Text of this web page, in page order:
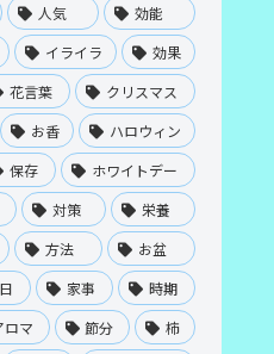
人気
効能
イライラ
効果
花言葉
クリスマス
お香
ハロウィン
保存
ホワイトデー
対策
栄養
方法
お盆
家事
時期
ロマ 節分
柿